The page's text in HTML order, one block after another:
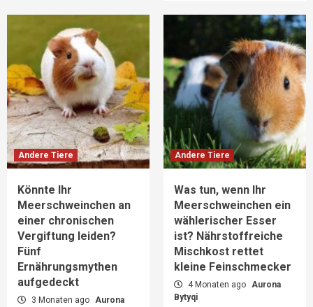
Andere Tiere
Könnte Ihr
Meerschweinchen an
einer chronischen
Vergiftung leiden?
Fünf
Ernährungsmythen
aufgedeckt
3 Monaten ago Aurona
Andere Tiere
Was tun, wenn Ihr
Meerschweinchen ein
wählerischer Esser
ist? Nährstoffreiche
Mischkost rettet
kleine Feinschmecker
4 Monaten ago Aurona
Bytyqi